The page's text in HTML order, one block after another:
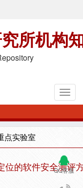
所机构
点实验室
QQ客服
位的软件安全测评